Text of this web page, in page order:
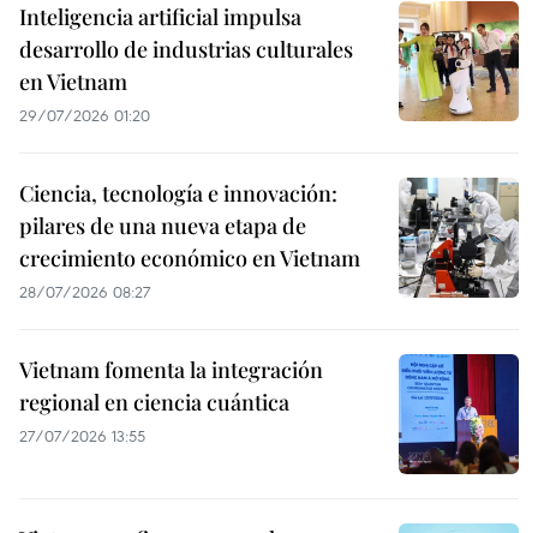
Inteligencia artificial impulsa
desarrollo de industrias culturales
en Vietnam
29/07/2026 01:20
Ciencia, tecnología e innovación:
pilares de una nueva etapa de
crecimiento económico en Vietnam
28/07/2026 08:27
Vietnam fomenta la integración
regional en ciencia cuántica
27/07/2026 13:55